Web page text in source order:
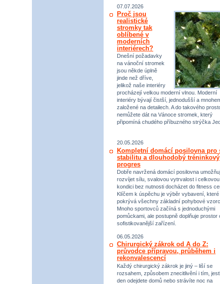
07.07.2026
Proč jsou
realistické
stromky tak
oblíbené v
moderních
interiérech?
Dnešní požadavky
na vánoční stromek
jsou někde úplně
jinde než dříve,
jelikož naše interiéry
procházejí velkou moderní vlnou. Moderní
interiéry bývají čistší, jednodušší a
založené na detailech. A do takového
nemůžete dát na Vánoce stromek, který
připomíná chudého příbuzného strýčka
20.05.2026
Kompletní domácí posilovna pro
stabilitu a dlouhodobý tréninkový
progres
Dobře navržená domácí posilovna
rozvíjet sílu, svalovou vytrvalost i celkovou
kondici bez nutnosti docházet do fitness
Klíčem k úspěchu je výběr vybavení, které
pokrývá všechny základní pohybové
Mnoho sportovců začíná s jednoduchými
pomůckami, ale postupně doplňuje prostor
sofistikovanější zařízení.
06.05.2026
Chirurgický zákrok od A do Z:
průvodce přípravou, průběhem i
rekonvalescencí
Každý chirurgický zákrok je jiný – liší se
rozsahem, způsobem znecitlivění i tím,
den odejdete domů nebo strávíte noc na